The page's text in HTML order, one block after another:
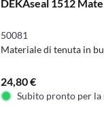
DEKAseal 1512
50081
Materiale di tenuta in
24,80 €
Subito pronto per la